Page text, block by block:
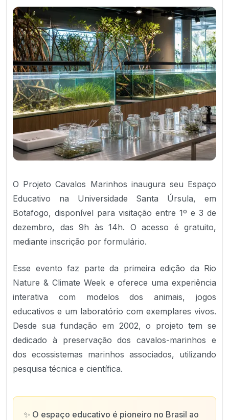
O Projeto Cavalos Marinhos inaugura seu Espaço
Educativo na Universidade Santa Úrsula, em
Botafogo, disponível para visitação entre 1º e 3 de
dezembro, das 9h às 14h. O acesso é gratuito,
mediante inscrição por formulário.
Esse evento faz parte da primeira edição da Rio
Nature & Climate Week e oferece uma experiência
interativa com modelos dos animais, jogos
educativos e um laboratório com exemplares vivos.
Desde sua fundação em 2002, o projeto tem se
dedicado à preservação dos cavalos-marinhos e
dos ecossistemas marinhos associados, utilizando
pesquisa técnica e científica.
✨ O espaço educativo é pioneiro no Brasil ao